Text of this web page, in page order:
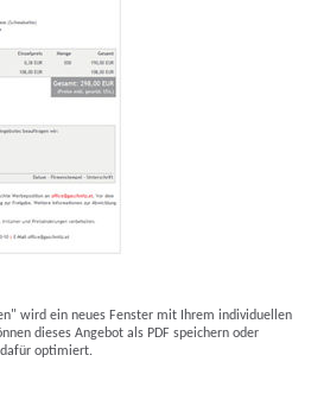
wird ein neues Fenster mit Ihrem individuellen
dieses Angebot als PDF speichern oder
optimiert.